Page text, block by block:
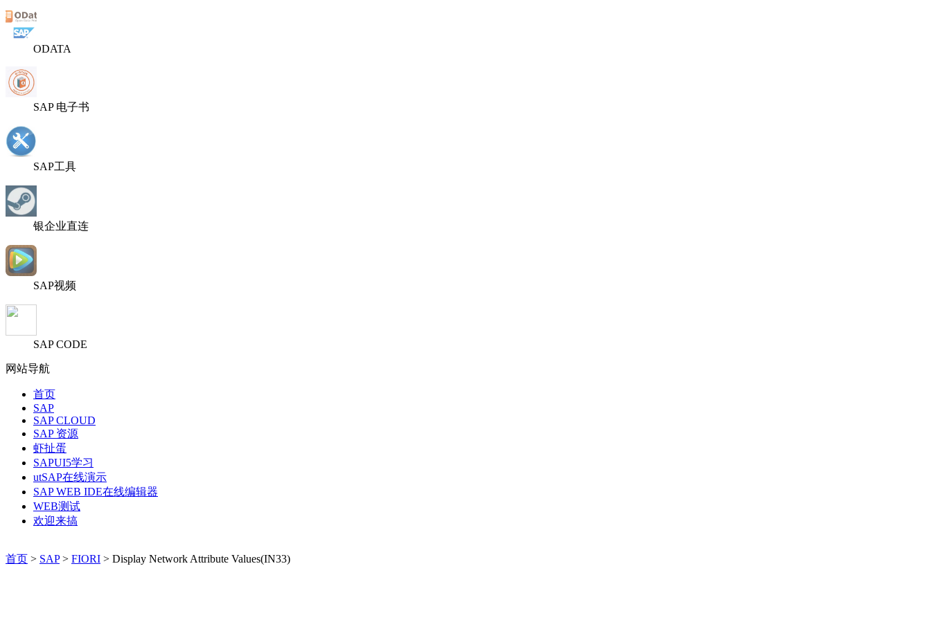
ODATA
SAP 电子书
SAP工具
银企业直连
SAP视频
SAP CODE
网站导航
首页
SAP
SAP CLOUD
SAP 资源
虾扯蛋
SAPUI5学习
utSAP在线演示
SAP WEB IDE在线编辑器
WEB测试
欢迎来搞
首页 > SAP> FIORI > Display Network Attribute Values(IN33)